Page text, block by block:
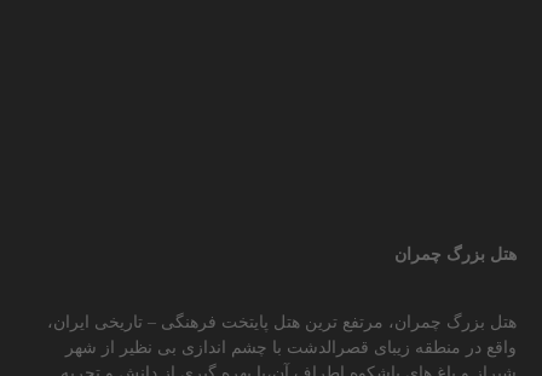
هتل بزرگ چمران
هتل بزرگ چمران، مرتفع ترین هتل پایتخت فرهنگی – تاریخی ایران،
واقع در منطقه زیبای قصرالدشت با چشم اندازی بی نظیر از شهر